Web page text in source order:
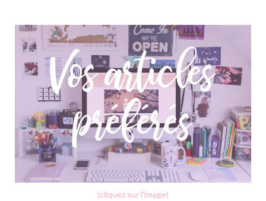
(cliquez sur l'image)